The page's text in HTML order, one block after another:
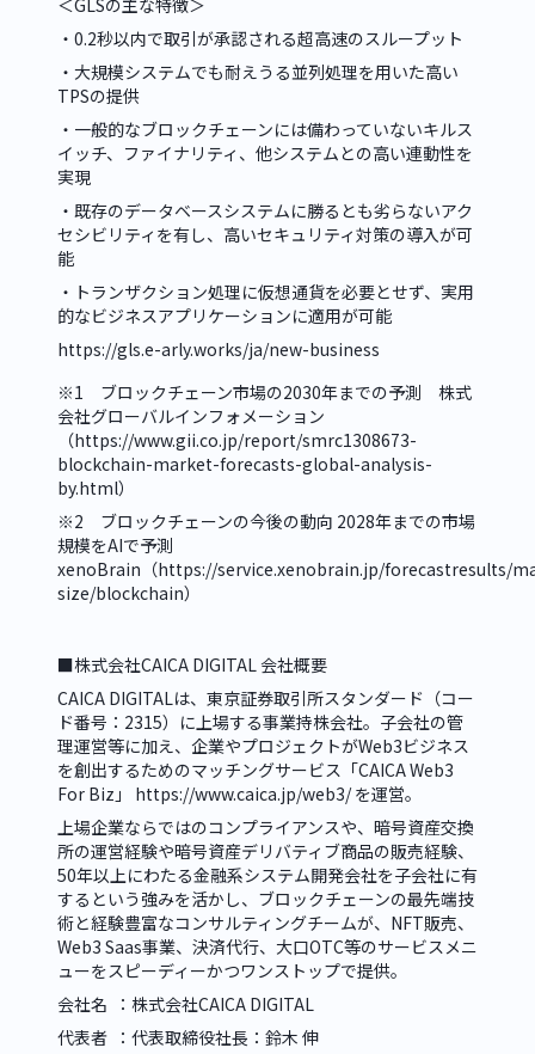
＜GLSの主な特徴＞
・0.2秒以内で取引が承認される超高速のスループット
・大規模システムでも耐えうる並列処理を用いた高い
TPSの提供
・一般的なブロックチェーンには備わっていないキルス
イッチ、ファイナリティ、他システムとの高い連動性を
実現
・既存のデータベースシステムに勝るとも劣らないアク
セシビリティを有し、高いセキュリティ対策の導入が可
能
・トランザクション処理に仮想通貨を必要とせず、実用
的なビジネスアプリケーションに適用が可能
https://gls.e-arly.works/ja/new-business
※1　ブロックチェーン市場の2030年までの予測　株式
会社グローバルインフォメーション
（https://www.gii.co.jp/report/smrc1308673-
blockchain-market-forecasts-global-analysis-
by.html）
※2　ブロックチェーンの今後の動向 2028年までの市場
規模をAIで予測
xenoBrain（https://service.xenobrain.jp/forecastresults/
size/blockchain）
■株式会社CAICA DIGITAL 会社概要
CAICA DIGITALは、東京証券取引所スタンダード（コー
ド番号：2315）に上場する事業持株会社。子会社の管
理運営等に加え、企業やプロジェクトがWeb3ビジネス
を創出するためのマッチングサービス「CAICA Web3
For Biz」 https://www.caica.jp/web3/ を運営。
上場企業ならではのコンプライアンスや、暗号資産交換
所の運営経験や暗号資産デリバティブ商品の販売経験、
50年以上にわたる金融系システム開発会社を子会社に有
するという強みを活かし、ブロックチェーンの最先端技
術と経験豊富なコンサルティングチームが、NFT販売、
Web3 Saas事業、決済代行、大口OTC等のサービスメニ
ューをスピーディーかつワンストップで提供。
会社名  ：株式会社CAICA DIGITAL
代表者  ：代表取締役社長：鈴木 伸